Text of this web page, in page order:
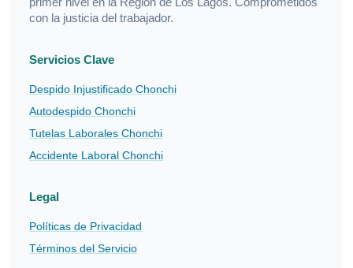
con la justicia del trabajador.
Servicios Clave
Despido Injustificado Chonchi
Autodespido Chonchi
Tutelas Laborales Chonchi
Accidente Laboral Chonchi
Legal
Políticas de Privacidad
Términos del Servicio